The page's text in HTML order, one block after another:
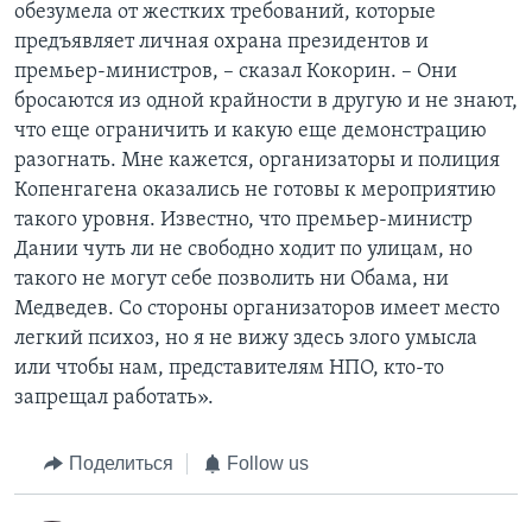
обезумела от жестких требований, которые
предъявляет личная охрана президентов и
премьер-министров, – сказал Кокорин. – Они
бросаются из одной крайности в другую и не знают,
что еще ограничить и какую еще демонстрацию
разогнать. Мне кажется, организаторы и полиция
Копенгагена оказались не готовы к мероприятию
такого уровня. Известно, что премьер-министр
Дании чуть ли не свободно ходит по улицам, но
такого не могут себе позволить ни Обама, ни
Медведев. Со стороны организаторов имеет место
легкий психоз, но я не вижу здесь злого умысла
или чтобы нам, представителям НПО, кто-то
запрещал работать».
Поделиться Follow us